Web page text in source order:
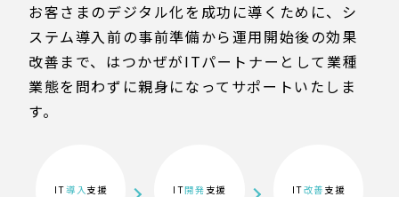
お客さまのデジタル化を成功に導くために、シ
ステム導入前の事前準備から運用開始後の効果
改善まで、はつかぜがITパートナーとして業種
業態を問わずに親身になってサポートいたしま
す。
IT導入 支援 IT開発 支援 IT改善 支援